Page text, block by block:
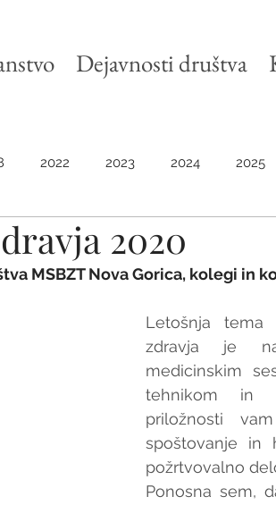
Dejavnosti društva
2022 2023 2024 2025
2020
MSBZT Nova Gorica, kolegi in
Letošnja tema
zdravja je
medicinskim
tehnikom in
priložnosti
spoštovanje in
požrtvovalno
Ponosna sem,